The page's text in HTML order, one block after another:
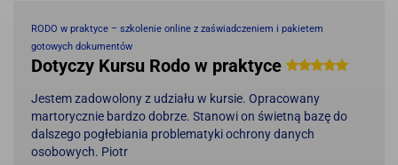
RODO w praktyce – szkolenie online z zaświadczeniem i pakietem
gotowych dokumentów
Dotyczy Kursu Rodo w praktyce
Jestem zadowolony z udziału w kursie. Opracowany
martorycznie bardzo dobrze. Stanowi on świetną bazę do
dalszego pogłebiania problematyki ochrony danych
osobowych. Piotr